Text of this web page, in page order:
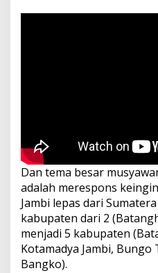
Dan tema besar
adalah merespons
Jambi lepas dari
kabupaten dari 2
menjadi 5 kabupaten
Kotamadya Jambi,
Bangko).